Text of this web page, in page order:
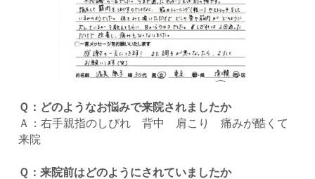
Ｑ：どのようなお悩みで来院されましたか
Ａ：右手親指のしびれ 背中 肩こり 痛みが酷くて
来院
Ｑ：来院前はどのようにされていましたか